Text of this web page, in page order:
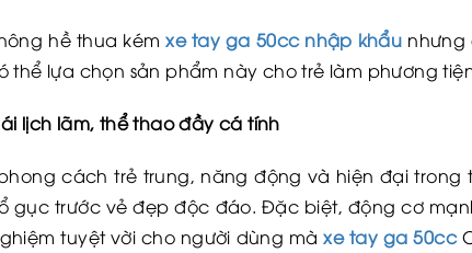
hề thua kémxe tay ga 50cc nhập khẩu nhưng
lựa chọn sản phẩm này cho trẻ làm phương
lịch lãm, thể thao đầy cá tính
cách trẻ trung, năng động và hiện đại trong
gục trước vẻ đẹp độc đáo. Đặc biệt, động cơ
tuyệt vời cho người dùng màxe tay ga 50cc